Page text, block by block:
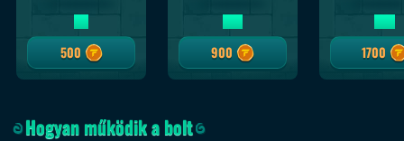
5 €
500
10 €
900
20 €
1700
Hogyan működik a bolt